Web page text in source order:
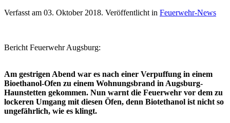
Verfasst am 03. Oktober 2018. Veröffentlicht in Feuerwehr-News
Bericht Feuerwehr Augsburg:
Am gestrigen Abend war es nach einer Verpuffung in einem
Bioethanol-Ofen zu einem Wohnungsbrand in Augsburg-
Haunstetten gekommen. Nun warnt die Feuerwehr vor dem zu
lockeren Umgang mit diesen Öfen, denn Biotethanol ist nicht so
ungefährlich, wie es klingt.